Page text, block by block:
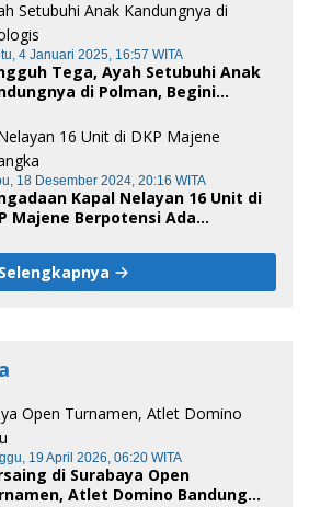
4 Januari 2025, 16:57 WITA
Tega, Ayah Setubuhi Anak
di Polman, Begini
18 Desember 2024, 20:16 WITA
Kapal Nelayan 16 Unit di
Majene Berpotensi Ada
Selengkapnya
19 April 2026, 06:20 WITA
di Surabaya Open
Atlet Domino Bandung